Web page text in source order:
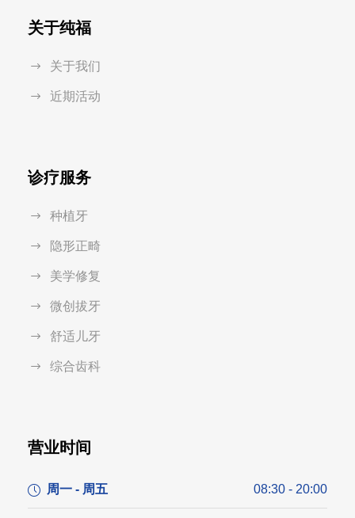
关于纯福
关于我们
近期活动
诊疗服务
种植牙
隐形正畸
美学修复
微创拔牙
舒适儿牙
综合齿科
营业时间
周一 - 周五 08:30 - 20:00